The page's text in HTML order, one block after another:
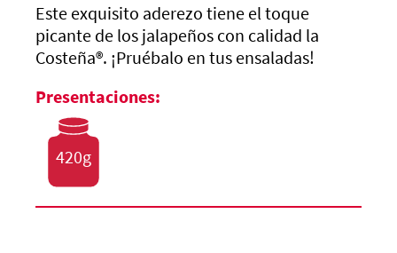
Este exquisito aderezo tiene el toque
picante de los jalapeños con calidad la
Costeña®. ¡Pruébalo en tus ensaladas!
Presentaciones:
420g